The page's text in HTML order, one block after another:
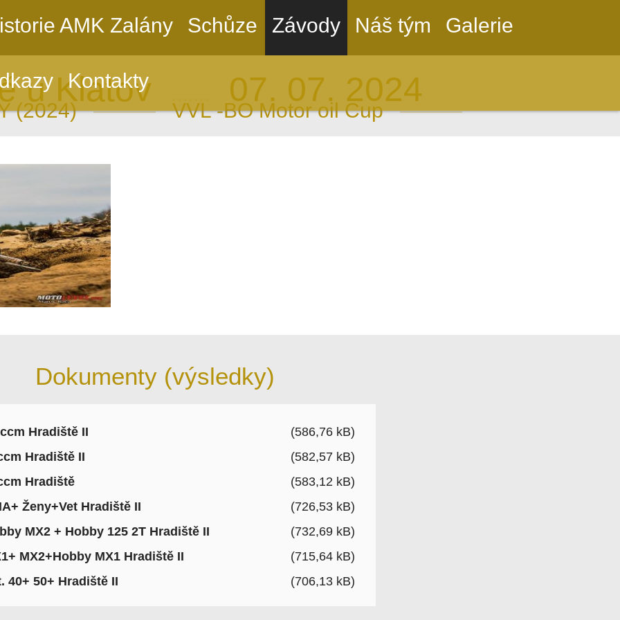
AMK Zalány Schůze Závody Náš tým Galerie
Kontakty
u Klatov 07. 07. 2024
(2024) ——— VVL -BO Motor oil Cup ———
Dokumenty (výsledky)
Hradiště II
(586,76 kB)
Hradiště II
(582,57 kB)
Hradiště
(583,12 kB)
Ženy+Vet Hradiště II
(726,53 kB)
MX2 + Hobby 125 2T Hradiště II
(732,69 kB)
MX2+Hobby MX1 Hradiště II
(715,64 kB)
40+ 50+ Hradiště II
(706,13 kB)